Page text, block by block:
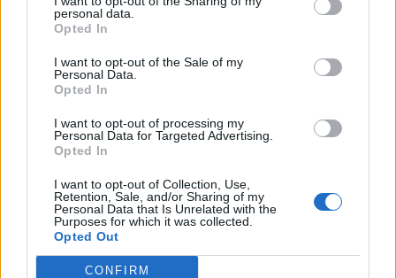
personal data.
Opted In
I want to opt-out of the Sale of my
Personal Data.
Opted In
I want to opt-out of processing my
Personal Data for Targeted Advertising.
Opted In
I want to opt-out of Collection, Use,
Retention, Sale, and/or Sharing of my
Personal Data that Is Unrelated with the
Purposes for which it was collected.
Opted Out
CONFIRM
visszaadták a forgalomnak a bal vágányt is a
én egy kisiklott tehervonat jelentősen megrongálta a pályát
- közölte a Mávinform kedden a honlapján.
A keresett cikk a portfolio.hu hírarchívumához
tartozik, melynek olvasása előfizetéses
regisztrációhoz kötött.
Az előfizetés a következőket tartalmazza: